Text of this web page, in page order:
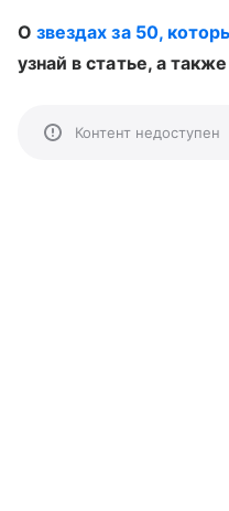
Озвездах за 50,
узнай в статье, а
Контент недоступен